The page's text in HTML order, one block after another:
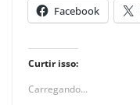
Facebook
Curtir isso:
Carregando...